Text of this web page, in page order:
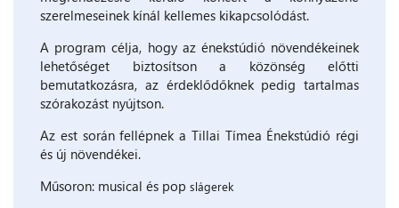
szerelmeseinek kínál kellemes kikapcsolódást.
A program célja, hogy az énekstúdió növendékeinek
lehetőséget biztosítson a közönség előtti
bemutatkozásra, az érdeklődőknek pedig tartalmas
szórakozást nyújtson.
Az est során fellépnek a Tillai Tímea Énekstúdió régi
és új növendékei.
Műsoron: musical és pop slágerek